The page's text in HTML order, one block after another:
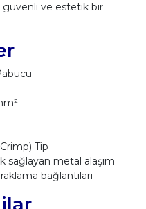
ve estetik bir
Tip
sağlayan metal alaşım
bağlantıları